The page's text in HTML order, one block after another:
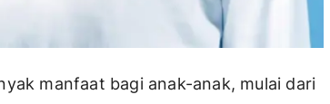
manfaat bagi anak-anak, mulai dari